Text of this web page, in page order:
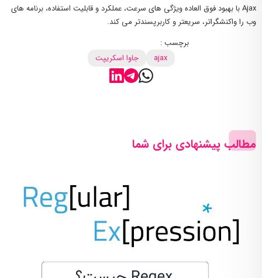
Ajax با بهبود فوق العاده ویژگی های سرعت، عملکرد و قابلیت استفاده، برنامه های
وب را واکنشگراتر، سریعتر و کاربرپسندتر می کند.
برچسب :
ajax
جاوا اسکریپت
مطالب پیشنهادی برای شما